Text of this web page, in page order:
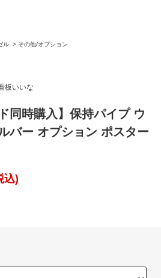
ル > その他/オプション
板いいな
同時購入】保持パイプ ウ
バー オプション ポスター
込)